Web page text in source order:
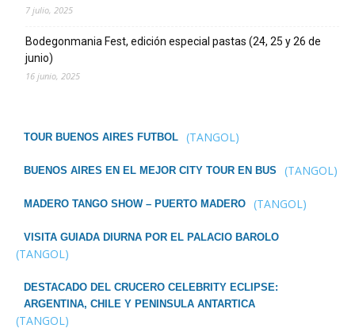
7 julio, 2025
Bodegonmania Fest, edición especial pastas (24, 25 y 26 de
junio)
16 junio, 2025
TOUR BUENOS AIRES FUTBOL (TANGOL)
BUENOS AIRES EN EL MEJOR CITY TOUR EN BUS (TANGOL)
MADERO TANGO SHOW – PUERTO MADERO (TANGOL)
VISITA GUIADA DIURNA POR EL PALACIO BAROLO
(TANGOL)
DESTACADO DEL CRUCERO CELEBRITY ECLIPSE:
ARGENTINA, CHILE Y PENINSULA ANTARTICA
(TANGOL)